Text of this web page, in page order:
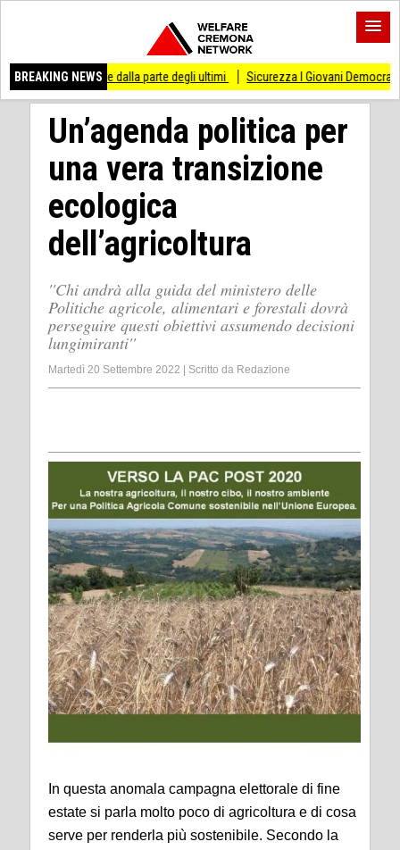
BREAKING NEWS
stare dalla parte degli ultimi Sicurezza I Giovani Democratici ribattono ai
Un’agenda politica per
una vera transizione
ecologica
dell’agricoltura
''Chi andrà alla guida del ministero delle
Politiche agricole, alimentari e forestali dovrà
perseguire questi obiettivi assumendo decisioni
lungimiranti''
Martedì 20 Settembre 2022 Scritto da Redazione
In questa anomala campagna elettorale di fine
estate si parla molto poco di agricoltura e di cosa
serve per renderla più sostenibile. Secondo la